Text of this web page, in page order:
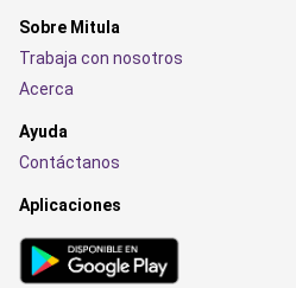
Sobre Mitula
Trabaja con nosotros
Acerca
Ayuda
Contáctanos
Aplicaciones